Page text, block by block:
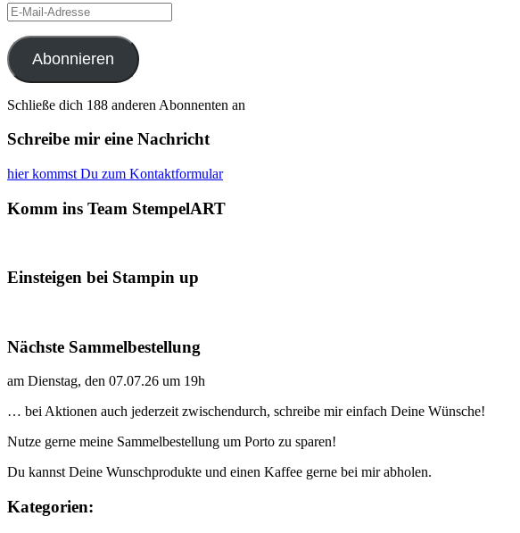
E-
Mail-
Adresse
Abonnieren
Schließe dich 188 anderen Abonnenten an
Schreibe mir eine Nachricht
hier kommst Du zum Kontaktformular
Komm ins Team StempelART
Einsteigen bei Stampin up
Nächste Sammelbestellung
am Dienstag, den 07.07.26 um 19h
… bei Aktionen auch jederzeit zwischendurch, schreibe mir einfach Deine Wünsche!
Nutze gerne meine Sammelbestellung um Porto zu sparen!
Du kannst Deine Wunschprodukte und einen Kaffee gerne bei mir abholen.
Kategorien: